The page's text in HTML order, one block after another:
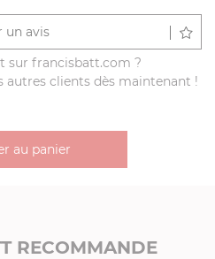
un avis
sur francisbatt.com ?
autres clients dès maintenant !
au panier
RECOMMANDE